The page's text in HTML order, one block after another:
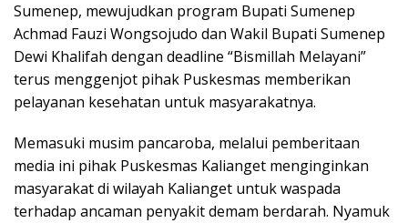
Sumenep, mewujudkan program Bupati Sumenep
Achmad Fauzi Wongsojudo dan Wakil Bupati Sumenep
Dewi Khalifah dengan deadline “Bismillah Melayani”
terus menggenjot pihak Puskesmas memberikan
pelayanan kesehatan untuk masyarakatnya.
Memasuki musim pancaroba, melalui pemberitaan
media ini pihak Puskesmas Kalianget menginginkan
masyarakat di wilayah Kalianget untuk waspada
terhadap ancaman penyakit demam berdarah. Nyamuk